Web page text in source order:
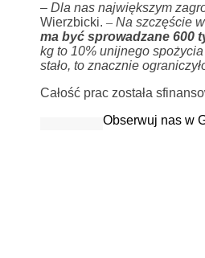
– Dla nas największym
Wierzbicki. –Na szczęście
ma być sprowadzane 600
kg to 10% unijnego spożycia
stało, to znacznie
Całość prac została
Obserwuj nas w